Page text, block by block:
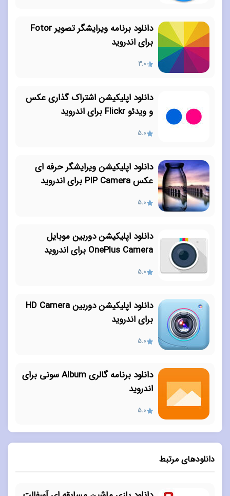
دانلودهای مرتبط
دانلود برنامه ویرایشگر تصویر Fotor
برای اندروید
3.0
دانلود اپلیکیشن اشتراک گذاری عکس
و ویدئو Flickr برای اندروید
5.0
دانلود اپلیکیشن ویرایشگر حرفه ای
عکس PIP Camera برای اندروید
5.0
دانلود اپلیکیشن دوربین موبایل
OnePlus Camera برای اندروید
5.0
دانلود اپلیکیشن دوربین HD Camera
برای اندروید
5.0
دانلود برنامه گالری Album سونی برای
اندروید
5.0